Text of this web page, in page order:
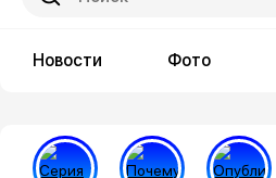
Новости Фото